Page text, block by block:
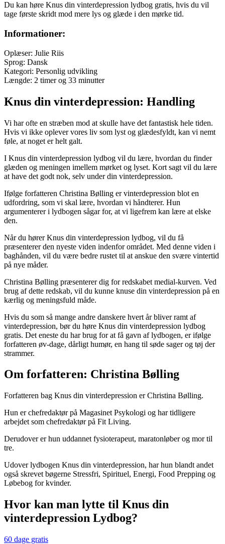
Du kan høre Knus din vinterdepression lydbog gratis, hvis du vil
tage første skridt mod mere lys og glæde i den mørke tid.
Informationer:
Oplæser: Julie Riis
Sprog: Dansk
Kategori: Personlig udvikling
Længde: 2 timer og 33 minutter
Knus din vinterdepression: Handling
Vi har ofte en stræben mod at skulle have det fantastisk hele tiden.
Hvis vi ikke oplever vores liv som lyst og glædesfyldt, kan vi nemt
føle, at noget er helt galt.
I Knus din vinterdepression lydbog vil du lære, hvordan du finder
glæden og meningen imellem mørket og lyset. Kort sagt vil du lære
at have det godt nok, selv under din vinterdepression.
Ifølge forfatteren Christina Bølling er vinterdepression blot en
udfordring, som vi skal lære, hvordan vi håndterer. Hun
argumenterer i lydbogen sågar for, at vi ligefrem kan lære at elske
den.
Når du hører Knus din vinterdepression lydbog, vil du få
præsenterer den nyeste viden indenfor området. Med denne viden i
baghånden, vil du være bedre rustet til at anskue den svære vintertid
på nye måder.
Christina Bølling præsenterer dig for redskabet medial-kurven. Ved
brug af dette redskab, vil du kunne knuse din vinterdepression på en
kærlig og meningsfuld måde.
Hvis du som så mange andre danskere hvert år bliver ramt af
vinterdepression, bør du høre Knus din vinterdepression lydbog
gratis. Det eneste du har brug for at få gavn af lydbogen, er ifølge
forfatteren øv-dage, dårligt humør, en hang til søde sager og tøj der
strammer.
Om forfatteren: Christina Bølling
Forfatteren bag Knus din vinterdepression er Christina Bølling.
Hun er chefredaktør på Magasinet Psykologi og har tidligere
arbejdet som chefredaktør på Fit Living.
Derudover er hun uddannet fysioterapeut, maratonløber og mor til
tre.
Udover lydbogen Knus din vinterdepression, har hun blandt andet
også skrevet bøgerne Stressfri, Spirituel, Energi, Food Prepping og
Løbebog for kvinder.
Hvor kan man lytte til Knus din
vinterdepression Lydbog?
60 dage gratis